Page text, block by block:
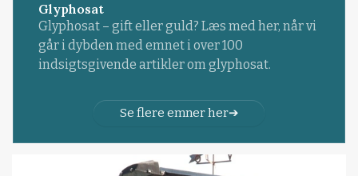
Glyphosat
Glyphosat – gift eller guld? Læs med her, når vi
går i dybden med emnet i over 100
indsigtsgivende artikler om glyphosat.
Se flere emner her